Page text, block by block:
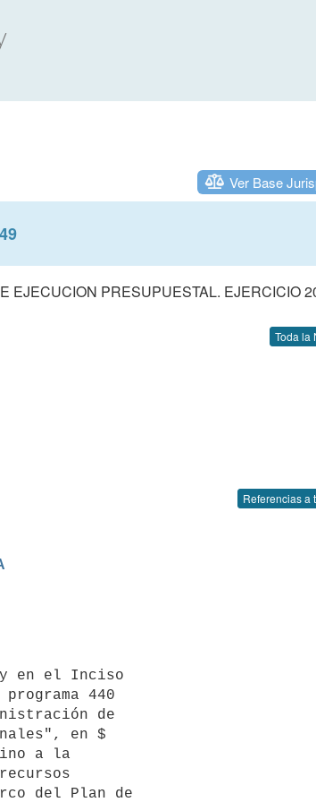
Ver Base
EJECUCION PRESUPUESTAL. EJERCICIO
Toda la
Referencias a
440
de
en $
a la
del Plan de